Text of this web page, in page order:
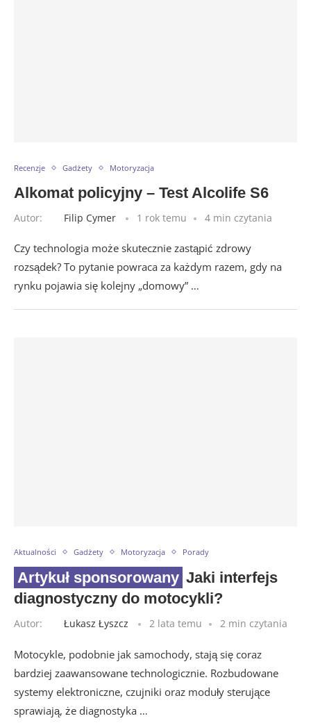
Recenzje Gadżety Motoryzacja
Alkomat policyjny – Test Alcolife S6
Autor: Filip Cymer 1 rok temu 4 min czytania
Czy technologia może skutecznie zastąpić zdrowy
rozsądek? To pytanie powraca za każdym razem, gdy na
rynku pojawia się kolejny „domowy” …
Aktualności Gadżety Motoryzacja Porady
Jaki interfejs
diagnostyczny do motocykli?
Autor: Łukasz Łyszcz 2 lata temu 2 min czytania
Motocykle, podobnie jak samochody, stają się coraz
bardziej zaawansowane technologicznie. Rozbudowane
systemy elektroniczne, czujniki oraz moduły sterujące
sprawiają, że diagnostyka …